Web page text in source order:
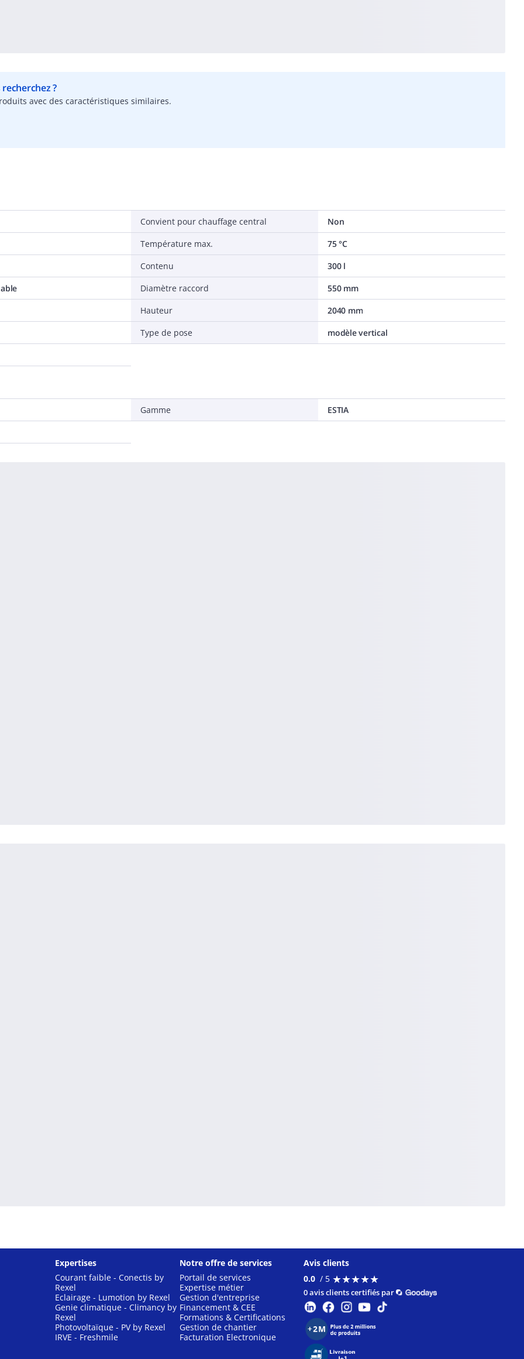
?
avec des caractéristiques similaires.
Convient pour chauffage central
Non
Température max.
75 °C
Contenu
300 l
Diamètre raccord
550 mm
Hauteur
2040 mm
Type de pose
modèle vertical
Gamme ESTIA
Expertises
Courant faible - Conectis by
Rexel
Eclairage - Lumotion by Rexel
Genie climatique - Climancy by
Rexel
Photovoltaïque - PV by Rexel
IRVE - Freshmile
Notre offre de services
Portail de services
Expertise métier
Gestion d'entreprise
Financement & CEE
Formations & Certifications
Gestion de chantier
Facturation Electronique
Avis clients
0.0 / 5 ★★★★★
★★★★★
0 avis clients certifiés par